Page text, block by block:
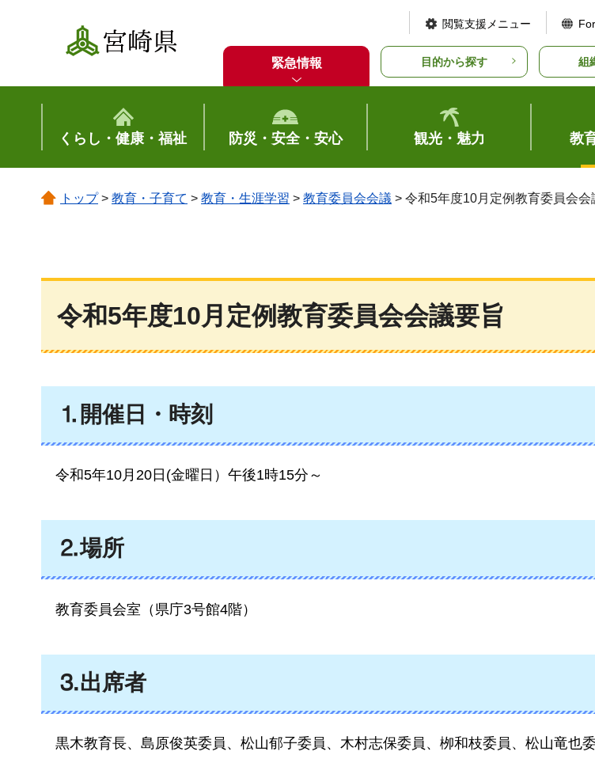
宮崎県
閲覧支援メニュー
緊急情報 目的から探す 組
くらし・健康・福祉 防災・安全・安心 観光・魅力 教
トップ> 教育・子育て > 教育・生涯学習 > 教育委員会会議 > 令和5年度10月定例教育委員会会
令和5年度10月定例教育委員会会議要旨
⒈開催日・時刻
令和5年10月20日(金曜日）午後1時15分～
⒉場所
教育委員会室 （県庁3号館4階）
⒊出席者
黒木教育長、島原俊英委員 、松山郁子委員、木村志保委員、栁和枝委員、松山竜也